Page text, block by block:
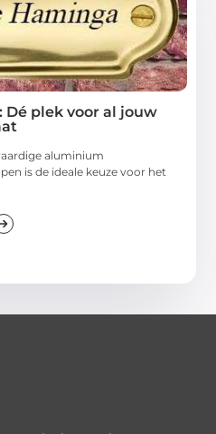
plek voor al jouw
aluminium
is de ideale keuze voor het